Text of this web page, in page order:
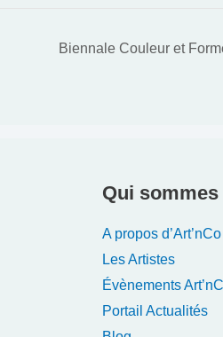
Biennale Couleur et
Qui
A propos d’Art’nCo
Les Artistes
Évènements
Portail Actualités